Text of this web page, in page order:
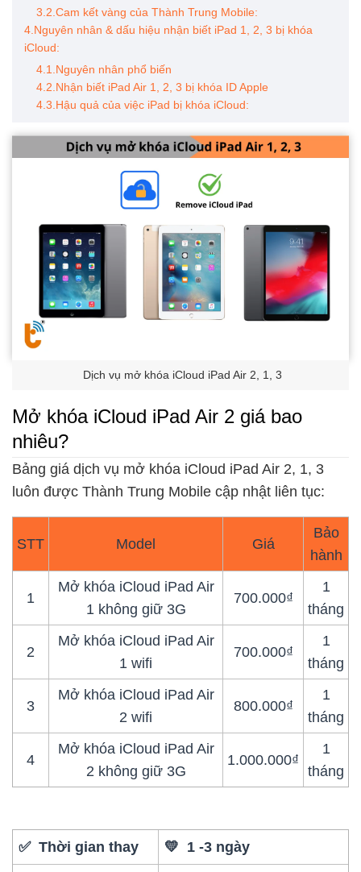
3.2.Cam kết vàng của Thành Trung Mobile:
4.Nguyên nhân & dấu hiệu nhận biết iPad 1, 2, 3 bị khóa
iCloud:
4.1.Nguyên nhân phổ biến
4.2.Nhận biết iPad Air 1, 2, 3 bị khóa ID Apple
4.3.Hậu quả của việc iPad bị khóa iCloud:
Dịch vụ mở khóa iCloud iPad Air 2, 1, 3
Mở khóa iCloud iPad Air 2 giá bao
nhiêu?
Bảng giá dịch vụ mở khóa iCloud iPad Air 2, 1, 3
luôn được Thành Trung Mobile cập nhật liên tục:
STT Model Giá
Bảo
hành
1
Mở khóa iCloud iPad Air
1 không giữ 3G
700.000₫
1
tháng
2
Mở khóa iCloud iPad Air
1 wifi
700.000₫
1
tháng
3
Mở khóa iCloud iPad Air
2 wifi
800.000₫
1
tháng
4
Mở khóa iCloud iPad Air
2 không giữ 3G
1.000.000₫
1
tháng
✅ Thời gian thay 💛 1 -3 ngày